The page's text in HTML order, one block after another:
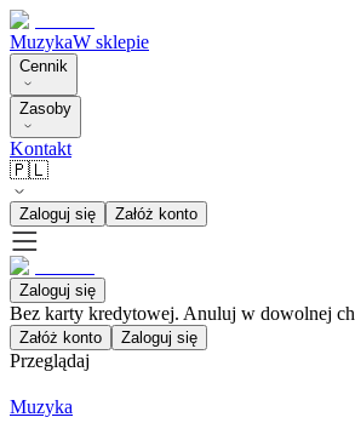
MuzykaW sklepie
Cennik
Zasoby
Kontakt
🇵🇱
Zaloguj się Załóż konto
Zaloguj się
Bez karty kredytowej. Anuluj w dowolnej
Załóż konto Zaloguj się
Przeglądaj
Muzyka